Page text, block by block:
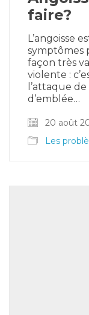
faire?
L’angoisse
symptômes
façon très
violente :
l’attaque
d’emblée…
20 août
Les